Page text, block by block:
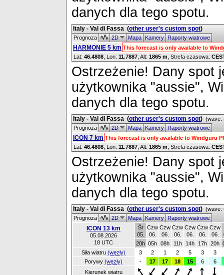
danych dla tego spotu.
Italy - Val di Fassa (other user's custom spot)
Prognoza 2D MapaKameryRaporty wiatrowe
HARMONIE 5 km This forecast is only available to
Lat: 46.4808 , Lon: 11.7887 Alt: 1865 m , Strefa czasowa:
Ostrzeżenie! Dany spot
użytkownika "aussie",
danych dla tego spotu.
Italy - Val di Fassa (other user's custom spot) (wave:
Prognoza
2D MapaKameryRaporty wiatrowe
ICON 7 km This forecast is only available to Windguru
Lat: 46.4808 , Lon: 11.7887 Alt: 1865 m , Strefa czasowa:
Ostrzeżenie! Dany spot
użytkownika "aussie",
danych dla tego spotu.
Italy - Val di Fassa (other user's custom spot) (wave:
Prognoza
2D MapaKameryRaporty wiatrowe
ICON 13 km
05.08.2026
18 UTC
Śr
05.
Czw
06.
Czw
06.
Czw
06.
Czw
06.
Czw
06.
Czw
06.
20h 05h 08h 11h 14h 17h 20h
Siła wiatru (węzły) 3 2 1 2 5 3
3
Porywy (węzły) - 17 17 18 15 6
6
Kierunek wiatru